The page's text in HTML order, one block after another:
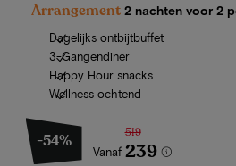
Arrangement 2 nachten voor 2
Dagelijks ontbijtbuffet
3-Gangendiner
Happy Hour snacks
Wellness ochtend
-54%
Vanaf
519
239